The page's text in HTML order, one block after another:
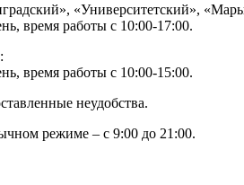
«Университетский»,
время работы с 10:00-17:00.
время работы с 10:00-15:00.
неудобства.
режиме – с 9:00 до 21:00.